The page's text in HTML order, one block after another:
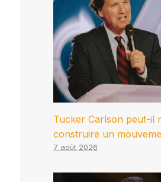
Tucker Carlson peut-il
construire un
7 août 2026